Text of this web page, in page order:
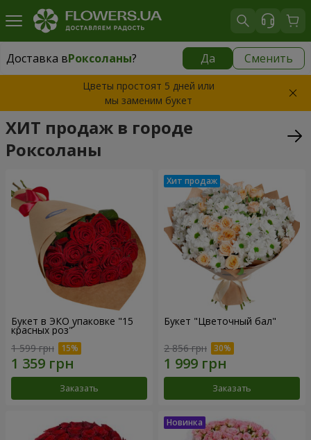
Доставка вРоксоланы? Да Сменить
Доставка вРоксоланы|
Цветы простоят 5 дней или
мы заменим букет
ХИТ продаж в городе
Роксоланы
Букет в ЭКО упаковке "15
красных роз"
1 599 грн
Заказать
Букет "Цветочный бал"
2 856 грн
Заказать